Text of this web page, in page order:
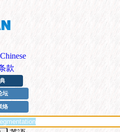
Chinese
款
坛
络